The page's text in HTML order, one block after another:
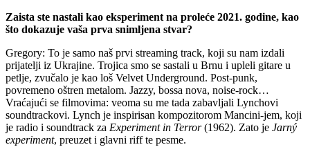
Zaista ste nastali kao eksperiment na proleće 2021. godine, kao
što dokazuje vaša prva snimljena stvar?
Gregory: To je samo naš prvi streaming track, koji su nam izdali
prijatelji iz Ukrajine. Trojica smo se sastali u Brnu i upleli gitare u
petlje, zvučalo je kao loš Velvet Underground. Post-punk,
povremeno oštren metalom. Jazzy, bossa nova, noise-rock…
Vraćajući se filmovima: veoma su me tada zabavljali Lynchovi
soundtrackovi. Lynch je inspirisan kompozitorom Mancini-jem, koji
je radio i soundtrack za Experiment in Terror(1962). Zato je Jarný
experiment, preuzet i glavni riff te pesme.